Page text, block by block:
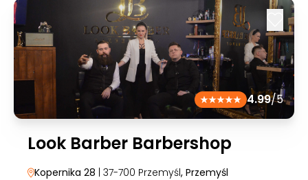
4.99/5
Look Barber Barbershop
Kopernika 28 | 37-700 Przemyśl, Przemyśl